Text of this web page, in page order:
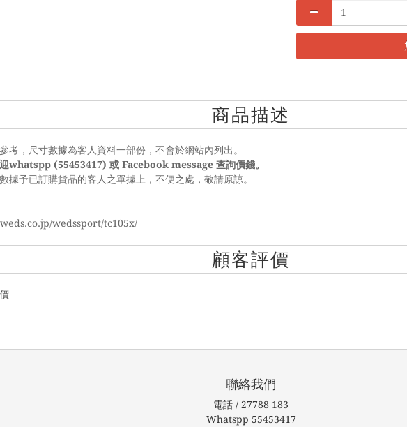
商品描述
考，尺寸數據為客人資料一部份，不會於網站內列出。
whatspp (55453417) 或 Facebook message 查詢價錢。
據予已訂購貨品的客人之單據上，不便之處，敬請原諒。
wedssport/tc105x/
顧客評價
聯絡我們
電話 / 27788 183
Whatspp 55453417